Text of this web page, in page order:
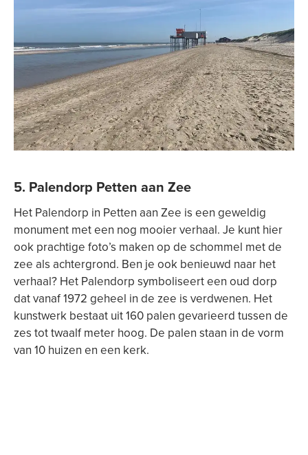
5. Palendorp Petten aan Zee
Het Palendorp in Petten aan Zee is een geweldig
monument met een nog mooier verhaal. Je kunt hier
ook prachtige foto’s maken op de schommel met de
zee als achtergrond. Ben je ook benieuwd naar het
verhaal? Het Palendorp symboliseert een oud dorp
dat vanaf 1972 geheel in de zee is verdwenen. Het
kunstwerk bestaat uit 160 palen gevarieerd tussen de
zes tot twaalf meter hoog. De palen staan in de vorm
van 10 huizen en een kerk.